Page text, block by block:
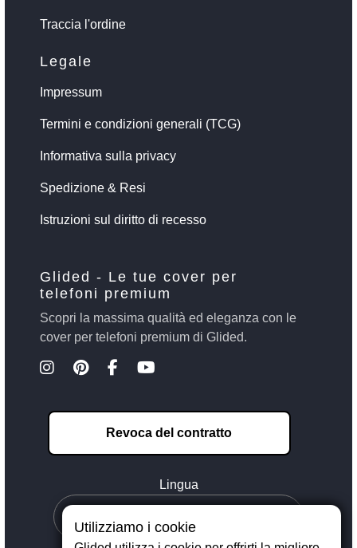
Traccia l'ordine
Legale
Impressum
Termini e condizioni generali (TCG)
Informativa sulla privacy
Spedizione & Resi
Istruzioni sul diritto di recesso
Glided - Le tue cover per
telefoni premium
Scopri la massima qualità ed eleganza con le
cover per telefoni premium di Glided.
Revoca del contratto
Lingua
Utilizziamo i cookie